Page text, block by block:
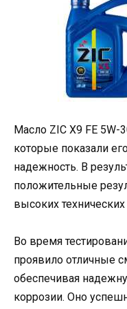
Масло ZIC X9 FE
которые показали
надежность. В
положительные
высоких
Во время
проявило отличные
обеспечивая
коррозии. Оно